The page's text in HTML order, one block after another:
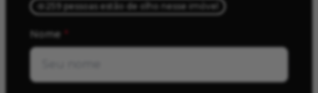
259 pessoas estão de olho nesse imóvel
Nome *